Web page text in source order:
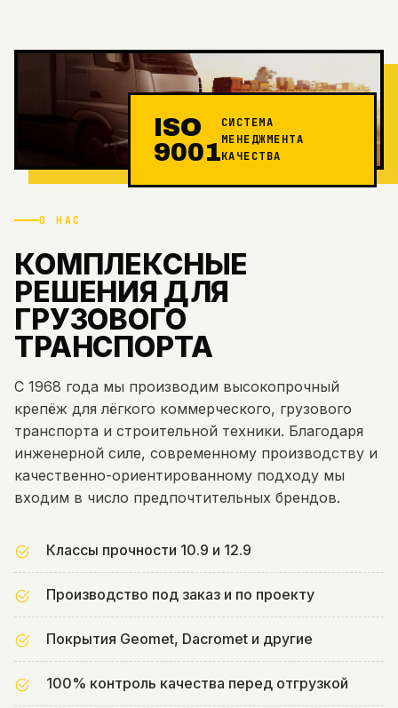
ISO
9001
СИСТЕМА
МЕНЕДЖМЕНТА
КАЧЕСТВА
О НАС
КОМПЛЕКСНЫЕ
РЕШЕНИЯ ДЛЯ
ГРУЗОВОГО
ТРАНСПОРТА
С 1968 года мы производим высокопрочный
крепёж для лёгкого коммерческого, грузового
транспорта и строительной техники. Благодаря
инженерной силе, современному производству и
качественно-ориентированному подходу мы
входим в число предпочтительных брендов.
Классы прочности 10.9 и 12.9
Производство под заказ и по проекту
Покрытия Geomet, Dacromet и другие
100% контроль качества перед отгрузкой